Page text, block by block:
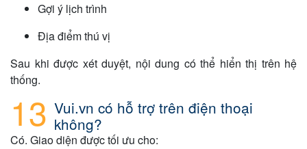
Gợi ý lịch trình
Địa điểm thú vị
Sau khi được xét duyệt, nội dung có thể hiển thị trên hệ
thống.
Vui.vn có hỗ trợ trên điện thoại
không?
Có. Giao diện được tối ưu cho: